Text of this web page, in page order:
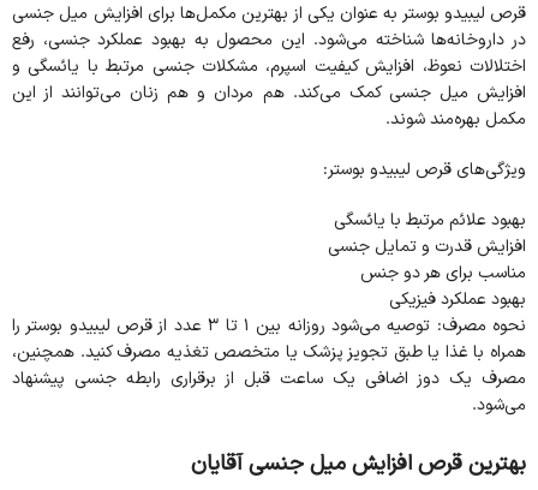
قرص لیبیدو بوستر به عنوان یکی از بهترین مکمل‌ها برای افزایش میل جنسی
در داروخانه‌ها شناخته می‌شود. این محصول به بهبود عملکرد جنسی، رفع
اختلالات نعوظ، افزایش کیفیت اسپرم، مشکلات جنسی مرتبط با یائسگی و
افزایش میل جنسی کمک می‌کند. هم مردان و هم زنان می‌توانند از این
مکمل بهره‌مند شوند.
ویژگی‌های قرص لیبیدو بوستر:
بهبود علائم مرتبط با یائسگی
افزایش قدرت و تمایل جنسی
مناسب برای هر دو جنس
بهبود عملکرد فیزیکی
نحوه مصرف: توصیه می‌شود روزانه بین ۱ تا ۳ عدد از قرص لیبیدو بوستر را
همراه با غذا یا طبق تجویز پزشک یا متخصص تغذیه مصرف کنید. همچنین،
مصرف یک دوز اضافی یک ساعت قبل از برقراری رابطه جنسی پیشنهاد
می‌شود.
بهترین قرص افزایش میل جنسی آقایان